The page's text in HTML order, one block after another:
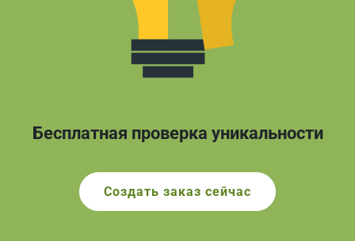
Бесплатная проверка уникальности
Создать заказ сейчас